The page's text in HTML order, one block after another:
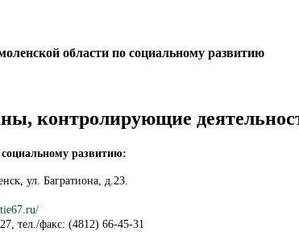
области по социальному развитию
контролирующие
развитию:
ул. Багратиона, д.23.
тел./факс: (4812) 66-45-31